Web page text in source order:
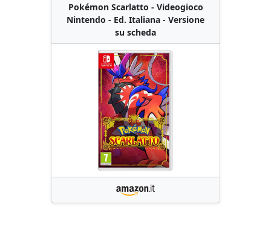
Pokémon Scarlatto - Videogioco
Nintendo - Ed. Italiana - Versione
su scheda